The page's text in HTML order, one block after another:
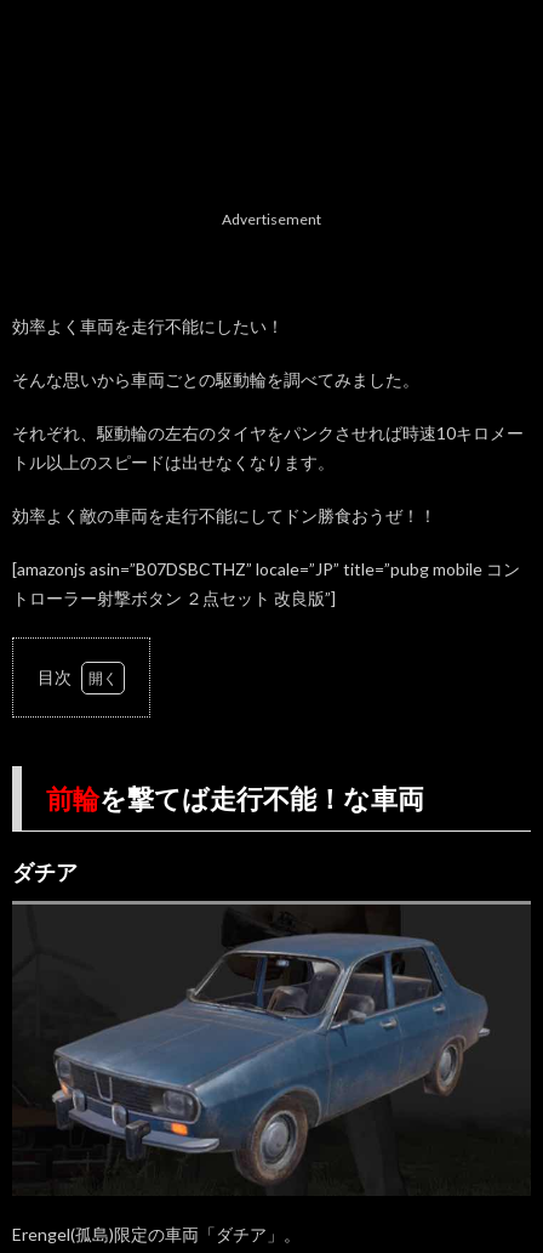
Advertisement
効率よく車両を走行不能にしたい！
そんな思いから車両ごとの駆動輪を調べてみました。
それぞれ、駆動輪の左右のタイヤをパンクさせれば時速10キロメー
トル以上のスピードは出せなくなります。
効率よく敵の車両を走行不能にしてドン勝食おうぜ！！
[amazonjs asin=”B07DSBCTHZ” locale=”JP” title=”pubg mobile コン
トローラー射撃ボタン ２点セット 改良版”]
目次
1.
てば
走行
不
な車
両
UAZ（ヴ
ァズ）
1.3.
ピック
アップ
トラッ
後輪
前輪を撃てば走行不能！な車両
ダチア
Erengel(孤島)限定の車両「ダチア」。